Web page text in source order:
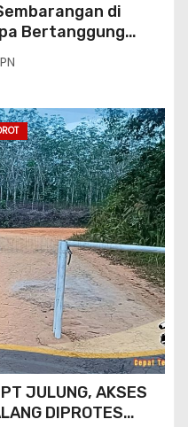
di
Bertanggung
JULUNG, AKSES
DIPROTES